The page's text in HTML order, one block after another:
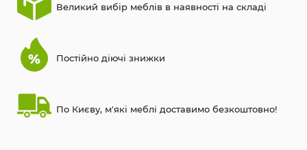
Великий вибір меблів в наявності на складі
Постійно діючі знижки
По Києву, м'які меблі доставимо безкоштовно!